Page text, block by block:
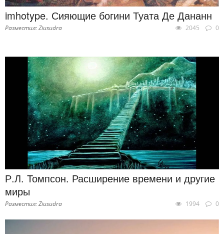
imhotype. Сияющие богини Туата Де Дананн
Разместил: Ziusudra 2045 0
Р.Л. Томпсон. Расширение времени и другие
миры
Разместил: Ziusudra 1994 0